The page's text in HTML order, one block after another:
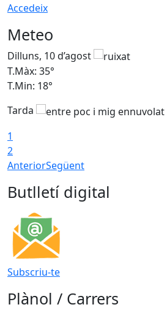
Accedeix
Meteo
Dilluns, 10 d’agost
T.Màx: 35°
T.Min: 18°
Tarda
1
2
AnteriorSegüent
Butlletí digital
Subscriu-te
Plànol / Carrers